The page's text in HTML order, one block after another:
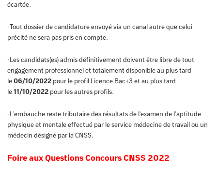
écartée.
-Tout dossier de candidature envoyé via un canal autre que celui
précité ne sera pas pris en compte.
-Les candidats(es) admis définitivement doivent être libre de tout
engagement professionnel et totalement disponible au plus tard
le06/10/2022 pour le profil Licence Bac+3 et au plus tard
le11/10/2022 pour les autres profils.
-L’embauche reste tributaire des résultats de l’examen de l’aptitude
physique et mentale effectué par le service médecine de travail ou un
médecin désigné par la CNSS.
Foire aux Questions Concours CNSS 2022